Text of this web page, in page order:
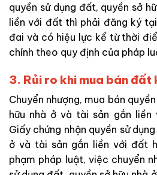
quyền sử dụng đất, quyền sở
liền với đất thì phải đăng ký
đai và có hiệu lực kể từ thời
chính theo quy định của pháp
3. Rủi ro khi mua bán đất
Chuyển nhượng, mua bán
hữu nhà ở và tài sản gắn
Giấy chứng nhận quyền sử
ở và tài sản gắn liền với đất
phạm pháp luật, việc chuyển